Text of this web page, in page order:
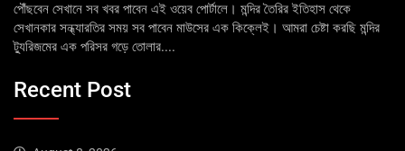
পৌঁছবেন সেখানে সব খবর পাবেন এই ওয়েব পোর্টালে। মন্দির তৈরির ইতিহাস থেকে
সেখানকার সন্ধ্যারতির সময় সব পাবেন মাউসের এক কিক্লেই। আমরা চেষ্টা করছি মন্দির
ট্যুরিজমের এক পরিসর গড়ে তোলার....
Recent Post